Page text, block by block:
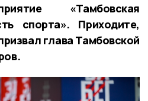
«Тамбовская
спорта». Приходите,
глава Тамбовской